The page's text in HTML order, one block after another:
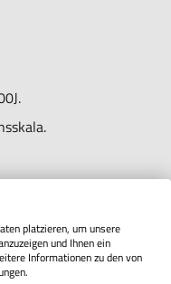
geeignet.
Schäden und
1,7051 HR
platzieren, um unsere
und Ihnen ein
Informationen zu den von